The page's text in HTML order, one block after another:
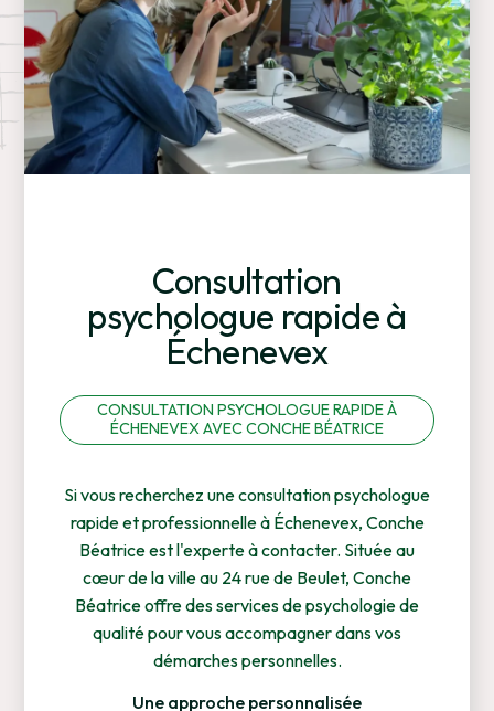
Consultation
psychologue rapide à
Échenevex
CONSULTATION PSYCHOLOGUE RAPIDE À
ÉCHENEVEX AVEC CONCHE BÉATRICE
Si vous recherchez une consultation psychologue
rapide et professionnelle à Échenevex, Conche
Béatrice est l'experte à contacter. Située au
cœur de la ville au 24 rue de Beulet, Conche
Béatrice offre des services de psychologie de
qualité pour vous accompagner dans vos
démarches personnelles.
Une approche personnalisée